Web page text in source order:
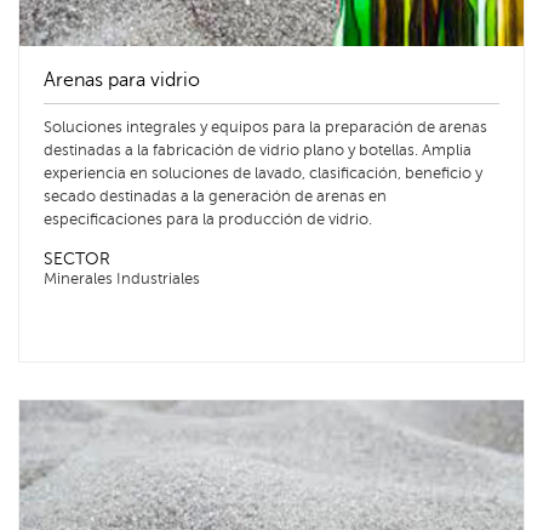
Arenas para vidrio
Soluciones integrales y equipos para la preparación de arenas
destinadas a la fabricación de vidrio plano y botellas. Amplia
experiencia en soluciones de lavado, clasificación, beneficio y
secado destinadas a la generación de arenas en
especificaciones para la producción de vidrio.
SECTOR
Minerales Industriales